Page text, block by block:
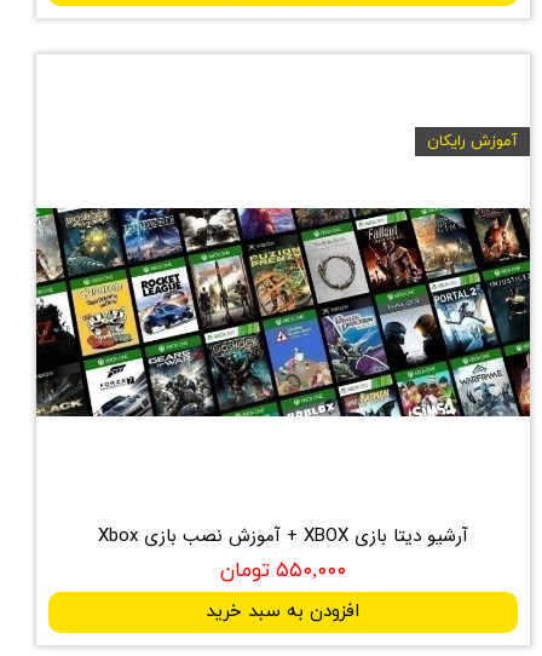
آرشیو دیتا بازی XBOX + آموزش نصب بازی Xbox
۵۵۰,۰۰۰ تومان
افزودن به سبد خرید
آموزش رایکان